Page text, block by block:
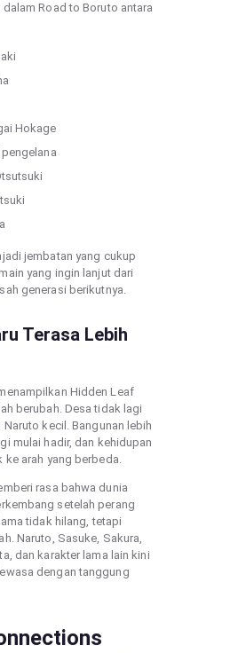
Road to Boruto antara
Hokage
jembatan yang cukup
yang ingin lanjut dari
generasi berikutnya.
Terasa Lebih
Hidden Leaf
berubah. Desa tidak lagi
Naruto kecil. Bangunan lebih
mulai hadir, dan kehidupan
ke arah yang berbeda.
rasa bahwa dunia
setelah perang
tidak hilang, tetapi
Naruto, Sasuke, Sakura,
dan karakter lama lain kini
dengan tanggung